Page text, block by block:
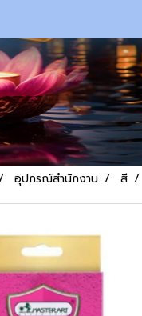
อุปกรณ์สำนักงาน สี